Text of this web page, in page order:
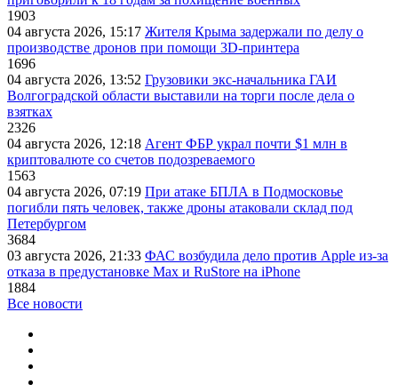
1903
04 августа 2026, 15:17 Жителя Крыма задержали по делу о
производстве дронов при помощи 3D‑принтера
1696
04 августа 2026, 13:52 Грузовики экс-начальника ГАИ
Волгоградской области выставили на торги после дела о
взятках
2326
04 августа 2026, 12:18 Агент ФБР украл почти $1 млн в
криптовалюте со счетов подозреваемого
1563
04 августа 2026, 07:19 При атаке БПЛА в Подмосковье
погибли пять человек, также дроны атаковали склад под
Петербургом
3684
03 августа 2026, 21:33 ФАС возбудила дело против Apple из-за
отказа в предустановке Max и RuStore на iPhone
1884
Все новости